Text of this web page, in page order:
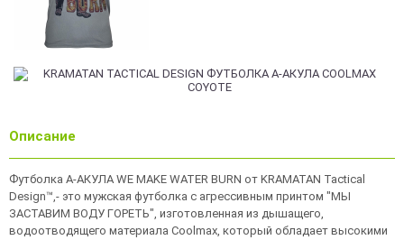
Описание
Футболка А-АКУЛА WE MAKE WATER BURN от KRAMATAN Tactical
Design™,- это мужская футболка с агрессивным принтом "МЫ
ЗАСТАВИМ ВОДУ ГОРЕТЬ", изготовленная из дышащего,
водоотводящего материала Coolmax, который обладает высокими